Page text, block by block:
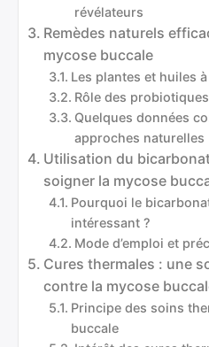
révélateurs
Remèdes naturels
mycose buccale
Les plantes et huiles
Rôle des
Quelques données
approches naturelles
Utilisation du
soigner la mycose
Pourquoi le
intéressant ?
Mode d’emploi et
Cures thermales : une
contre la mycose
Principe des soins
buccale